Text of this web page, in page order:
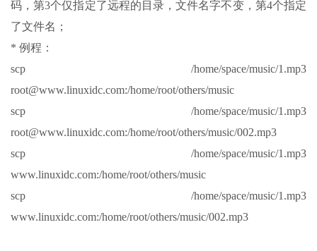
码，第3个仅指定了远程的目录，文件名字不变，第4个指定
了文件名；
* 例程：
scp /home/space/music/1.mp3
root@www.linuxidc.com:/home/root/others/music
scp /home/space/music/1.mp3
root@www.linuxidc.com:/home/root/others/music/002.mp3
scp /home/space/music/1.mp3
www.linuxidc.com:/home/root/others/music
scp /home/space/music/1.mp3
www.linuxidc.com:/home/root/others/music/002.mp3